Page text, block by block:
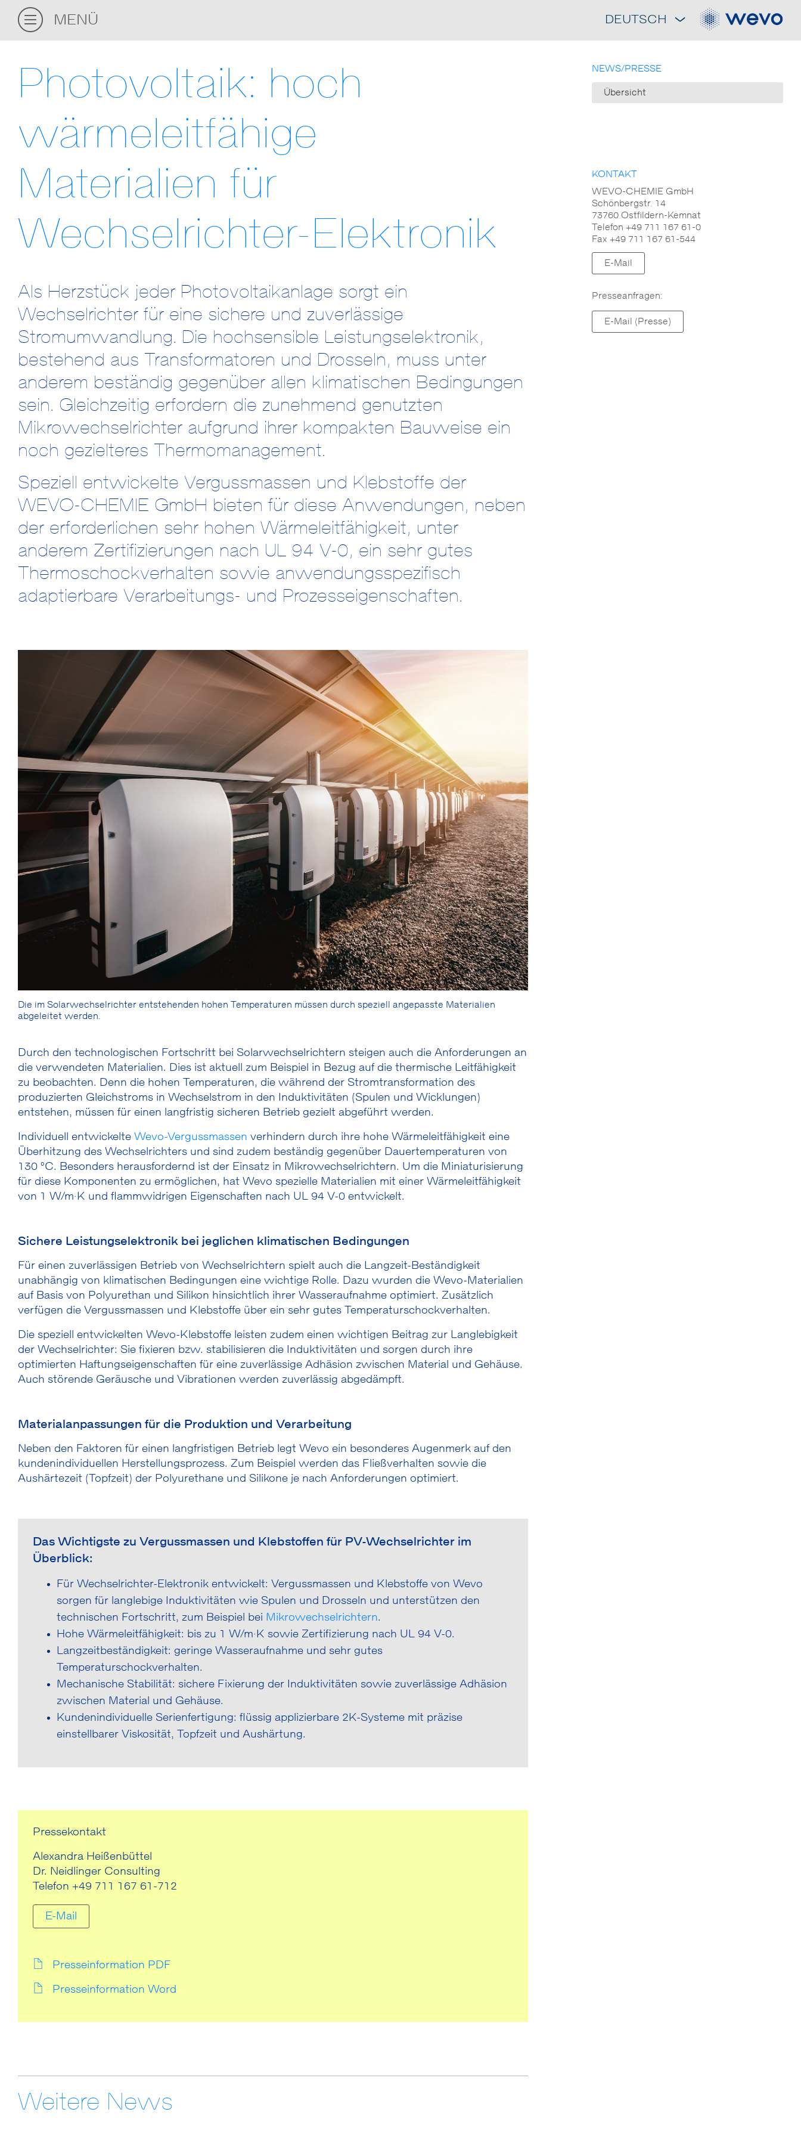
MENÜ DEUTSCH
Photovoltaik: hoch
wärmeleitfähige
Materialien für
Wechselrichter-Elektronik
Als Herzstück jeder Photovoltaikanlage sorgt ein
Wechselrichter für eine sichere und zuverlässige
Stromumwandlung. Die hochsensible Leistungselektronik,
bestehend aus Transformatoren und Drosseln, muss unter
anderem beständig gegenüber allen klimatischen Bedingungen
sein. Gleichzeitig erfordern die zunehmend genutzten
Mikrowechselrichter aufgrund ihrer kompakten Bauweise ein
noch gezielteres Thermomanagement.
Speziell entwickelte Vergussmassen und Klebstoffe der
WEVO-CHEMIE GmbH bieten für diese Anwendungen, neben
der erforderlichen sehr hohen Wärmeleitfähigkeit, unter
anderem Zertifizierungen nach UL 94 V-0, ein sehr gutes
Thermoschockverhalten sowie anwendungsspezifisch
adaptierbare Verarbeitungs- und Prozesseigenschaften.
Die im Solarwechselrichter entstehenden hohen Temperaturen müssen durch speziell angepasste Materialien
abgeleitet werden.
Durch den technologischen Fortschritt bei Solarwechselrichtern steigen auch die Anforderungen an
die verwendeten Materialien. Dies ist aktuell zum Beispiel in Bezug auf die thermische Leitfähigkeit
zu beobachten. Denn die hohen Temperaturen, die während der Stromtransformation des
produzierten Gleichstroms in Wechselstrom in den Induktivitäten (Spulen und Wicklungen)
entstehen, müssen für einen langfristig sicheren Betrieb gezielt abgeführt werden.
Individuell entwickelte Wevo-Vergussmassen verhindern durch ihre hohe Wärmeleitfähigkeit eine
Überhitzung des Wechselrichters und sind zudem beständig gegenüber Dauertemperaturen von
130 °C. Besonders herausfordernd ist der Einsatz in Mikrowechselrichtern. Um die Miniaturisierung
für diese Komponenten zu ermöglichen, hat Wevo spezielle Materialien mit einer Wärmeleitfähigkeit
von 1 W/m·K und flammwidrigen Eigenschaften nach UL 94 V-0 entwickelt.
Sichere Leistungselektronik bei jeglichen klimatischen Bedingungen
Für einen zuverlässigen Betrieb von Wechselrichtern spielt auch die Langzeit-Beständigkeit
unabhängig von klimatischen Bedingungen eine wichtige Rolle. Dazu wurden die Wevo-Materialien
auf Basis von Polyurethan und Silikon hinsichtlich ihrer Wasseraufnahme optimiert. Zusätzlich
verfügen die Vergussmassen und Klebstoffe über ein sehr gutes Temperaturschockverhalten.
Die speziell entwickelten Wevo-Klebstoffe leisten zudem einen wichtigen Beitrag zur Langlebigkeit
der Wechselrichter: Sie fixieren bzw. stabilisieren die Induktivitäten und sorgen durch ihre
optimierten Haftungseigenschaften für eine zuverlässige Adhäsion zwischen Material und Gehäuse.
Auch störende Geräusche und Vibrationen werden zuverlässig abgedämpft.
Materialanpassungen für die Produktion und Verarbeitung
Neben den Faktoren für einen langfristigen Betrieb legt Wevo ein besonderes Augenmerk auf den
kundenindividuellen Herstellungsprozess. Zum Beispiel werden das Fließverhalten sowie die
Aushärtezeit (Topfzeit) der Polyurethane und Silikone je nach Anforderungen optimiert.
Das Wichtigste zu Vergussmassen und Klebstoffen für PV-Wechselrichter im
Überblick:
Für Wechselrichter-Elektronik entwickelt: Vergussmassen und Klebstoffe von Wevo
sorgen für langlebige Induktivitäten wie Spulen und Drosseln und unterstützen den
technischen Fortschritt, zum Beispiel bei Mikrowechselrichtern.
Hohe Wärmeleitfähigkeit: bis zu 1 W/m·K sowie Zertifizierung nach UL 94 V-0.
Langzeitbeständigkeit: geringe Wasseraufnahme und sehr gutes
Temperaturschockverhalten.
Mechanische Stabilität: sichere Fixierung der Induktivitäten sowie zuverlässige Adhäsion
zwischen Material und Gehäuse.
Kundenindividuelle Serienfertigung: flüssig applizierbare 2K-Systeme mit präzise
einstellbarer Viskosität, Topfzeit und Aushärtung.
Pressekontakt
Alexandra Heißenbüttel
Dr. Neidlinger Consulting
Telefon +49 711 167 61-712
E-Mail
Presseinformation PDF
Presseinformation Word
Weitere News
NEWS/PRESSE
Übersicht
KONTAKT
WEVO-CHEMIE GmbH
Schönbergstr. 14
73760 Ostfildern-Kemnat
Telefon +49 711 167 61-0
Fax +49 711 167 61-544
E-Mail
Presseanfragen:
E-Mail (Presse)